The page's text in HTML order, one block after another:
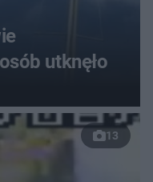
utknęło
13